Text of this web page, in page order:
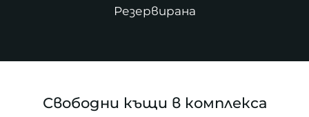
Резервирана
Свободни къщи в комплекса